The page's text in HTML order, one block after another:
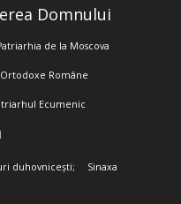
Domnului
de la Moscova
Române
Ecumenic
duhovnicești; Sinaxa